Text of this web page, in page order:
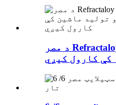
د مصر Refractaloy 26 / R26 توربین